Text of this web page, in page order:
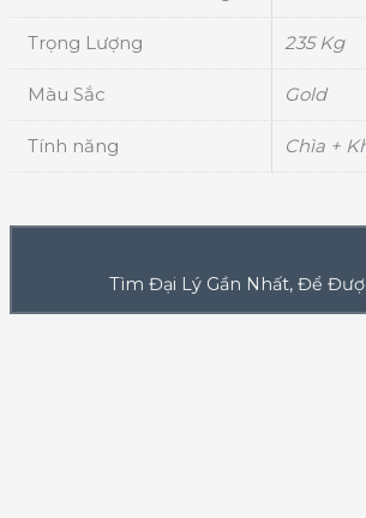
Trọng Lượng 235 Kg
Màu Sắc Gold
Tính năng Chìa +
Tìm Đại Lý Gần Nhất, Để